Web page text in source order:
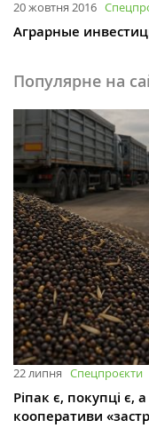
20 жовтня 2016
Аграрные
Популярне на
22 липня Спецпроєкти
Ріпак є, покупці є,
кооперативи